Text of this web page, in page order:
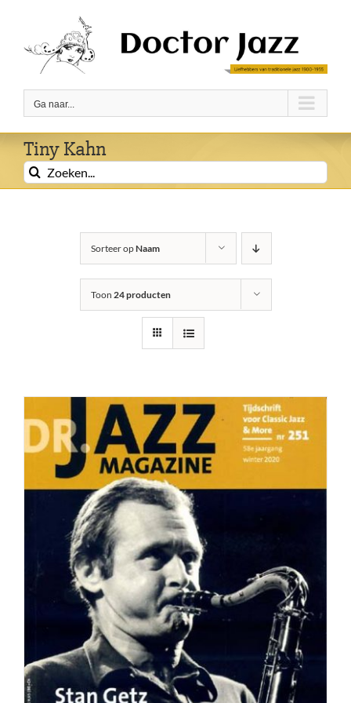
inhoud
Ga naar...
Tiny Kahn
Zoeken
naar:
Sorteer opNaam
Toon 24 producten